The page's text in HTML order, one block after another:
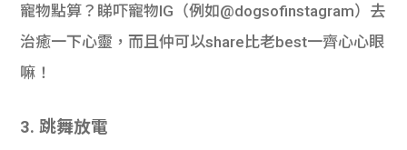
寵物點算？睇吓寵物IG（例如@dogsofinstagram）去
治癒一下心靈，而且仲可以share比老best一齊心心眼
嘛！
3. 跳舞放電